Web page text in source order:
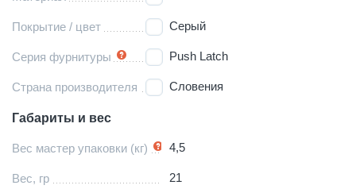
Покрытие / цвет Серый
Серия фурнитуры Push Latch
Страна производителя Словения
Габариты и вес
Вес мастер упаковки (кг) 4,5
Вес, гр 21